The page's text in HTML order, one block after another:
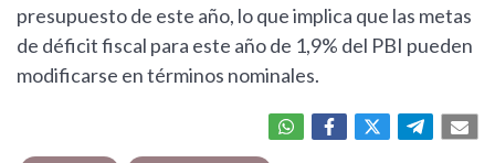
presupuesto de este año, lo que implica que las metas
de déficit fiscal para este año de 1,9% del PBI pueden
modificarse en términos nominales.